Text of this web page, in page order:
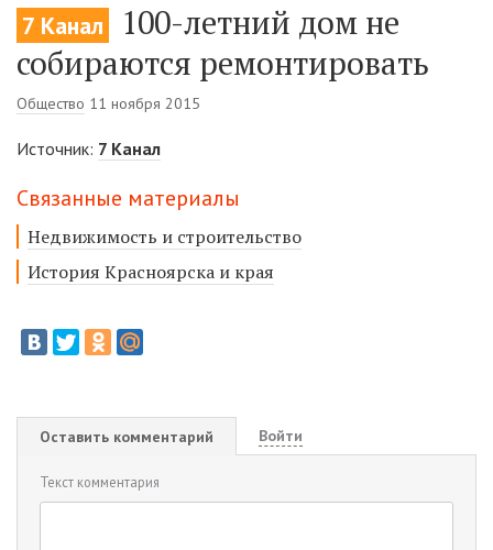
7 Канал
100-летний дом не
собираются ремонтировать
Общество 11 ноября 2015
Источник: 7 Канал
Связанные материалы
Недвижимость и строительство
История Красноярска и края
Оставить комментарий Войти
Текст комментария